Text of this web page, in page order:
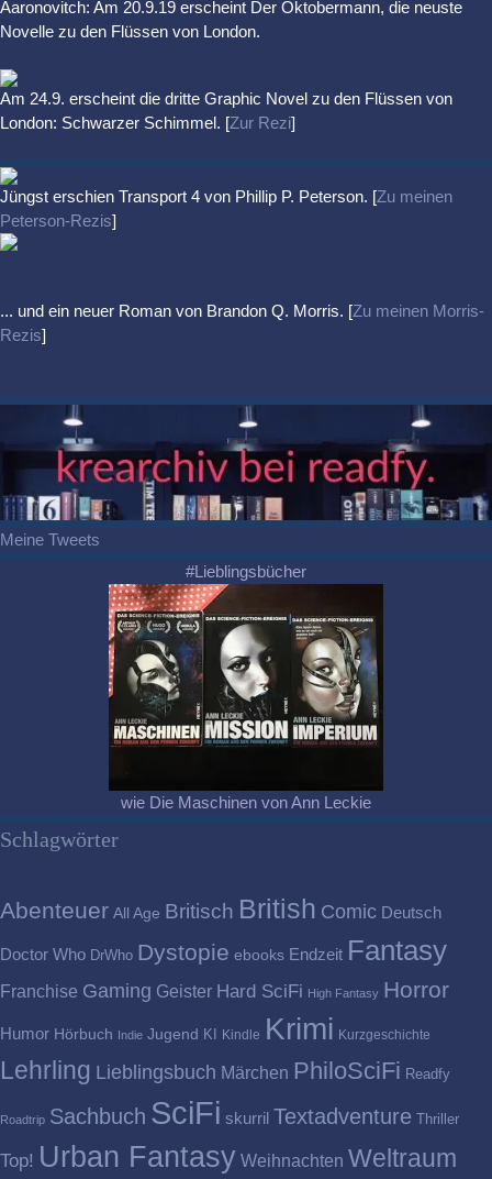
Aaronovitch: Am 20.9.19 erscheint Der Oktobermann, die neuste
Novelle zu den Flüssen von London.
Am 24.9. erscheint die dritte Graphic Novel zu den Flüssen von
London: Schwarzer Schimmel. [Zur Rezi]
Jüngst erschien Transport 4 von Phillip P. Peterson. [Zu meinen
Peterson-Rezis]
... und ein neuer Roman von Brandon Q. Morris. [Zu meinen Morris-
Rezis]
Meine Tweets
#Lieblingsbücher
wie Die Maschinen von Ann Leckie
Schlagwörter
Abenteuer All Age Britisch British Comic Deutsch
Doctor Who DrWho Dystopie ebooks Endzeit Fantasy
Franchise Gaming Geister Hard SciFi High Fantasy Horror
Humor Hörbuch Indie Jugend KI Kindle Krimi Kurzgeschichte
Lehrling Lieblingsbuch Märchen PhiloSciFi Readfy
Roadtrip Sachbuch SciFi skurril Textadventure Thriller
Top! Urban Fantasy Weihnachten Weltraum